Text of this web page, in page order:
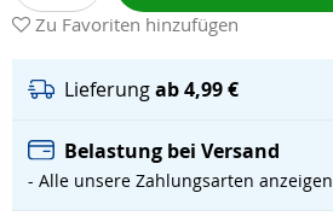
Zu Favoriten hinzufügen
Lieferungab 4,99 €
Belastung bei Versand
- Alle unsere Zahlungsarten anzeigen